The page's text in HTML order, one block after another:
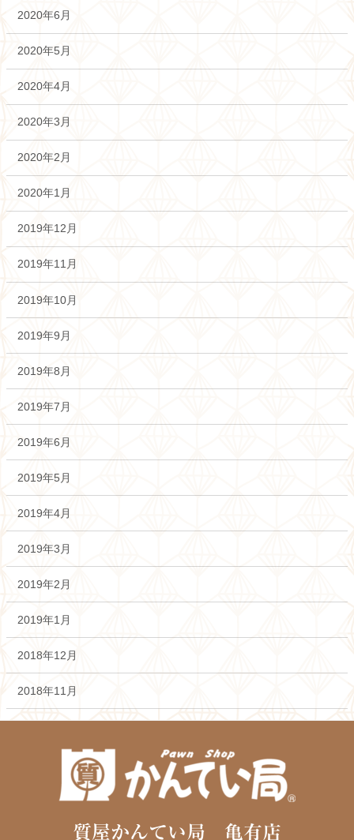
2020年6月
2020年5月
2020年4月
2020年3月
2020年2月
2020年1月
2019年12月
2019年11月
2019年10月
2019年9月
2019年8月
2019年7月
2019年6月
2019年5月
2019年4月
2019年3月
2019年2月
2019年1月
2018年12月
2018年11月
質屋かんてい局 亀有店